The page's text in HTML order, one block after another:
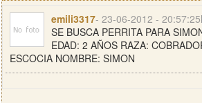
emili3317- 23-06-2012 -
SE BUSCA PERRITA PARA
EDAD: 2 AÑOS RAZA:
ESCOCIA NOMBRE: SIMON